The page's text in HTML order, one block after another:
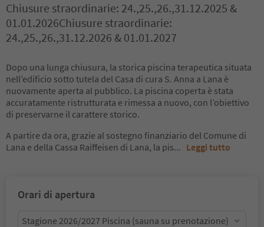
Chiusure straordinarie: 24.,25.,26.,31.12.2025 &
01.01.2026Chiusure straordinarie:
24.,25.,26.,31.12.2026 & 01.01.2027
Dopo una lunga chiusura, la storica piscina terapeutica situata
nell’edificio sotto tutela del Casa di cura S. Anna a Lana è
nuovamente aperta al pubblico. La piscina coperta è stata
accuratamente ristrutturata e rimessa a nuovo, con l’obiettivo
di preservarne il carattere storico.
A partire da ora, grazie al sostegno finanziario del Comune di
Lana e della Cassa Raiffeisen di Lana, la pis... Leggi tutto
Orari di apertura
Stagione 2026/2027 Piscina (sauna su prenotazione)